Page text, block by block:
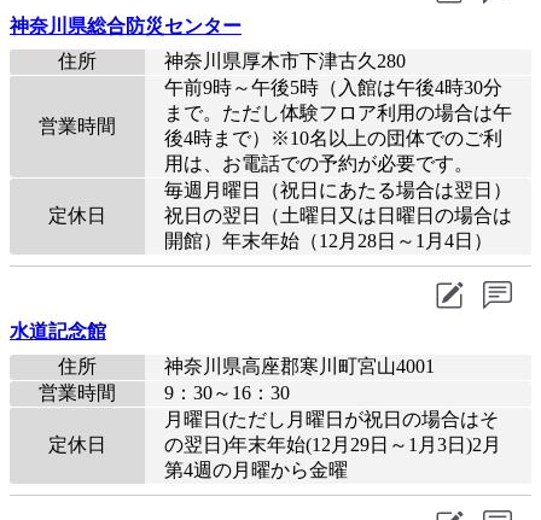
神奈川県総合防災センター
住所
神奈川県厚木市下津古久280
営業時間
午前9時～午後5時（入館は午後4時30分
まで。ただし体験フロア利用の場合は午
後4時まで）※10名以上の団体でのご利
用は、お電話での予約が必要です。
定休日
毎週月曜日（祝日にあたる場合は翌日）
祝日の翌日（土曜日又は日曜日の場合は
開館）年末年始（12月28日～1月4日）
水道記念館
住所
神奈川県高座郡寒川町宮山4001
営業時間
9：30～16：30
定休日
月曜日(ただし月曜日が祝日の場合はそ
の翌日)年末年始(12月29日～1月3日)2月
第4週の月曜から金曜